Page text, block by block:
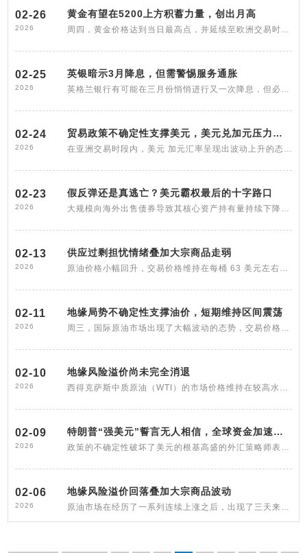
02-26
2026
黄金有望在5200上方积蓄力量，创出月高
02-25
2026
英银暗示3月降息，但需警惕服务通胀
02-24
2026
贸易政策不确定性支撑美元，美元兑加元压力位置附近盘整
02-23
2026
假反弹还是真逃亡？美元霸权最后的十字路口
02-13
2026
供应过剩担忧情绪叠加大宗商品走弱
02-11
2026
地缘局势不确定性支撑油价，短期维持区间震荡
02-10
2026
地缘风险溢价尚未完全消退
02-09
2026
特朗普“强美元”誓言无人相信，全球资金加速撤离
02-06
2026
地缘风险溢价回落叠加大宗商品波动